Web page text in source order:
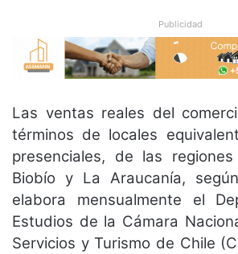
Publicidad
Las ventas reales del
términos de locales
presenciales, de las
Biobío y La Araucanía,
elabora mensualmente el
Estudios de la Cámara
Servicios y Turismo de Chile